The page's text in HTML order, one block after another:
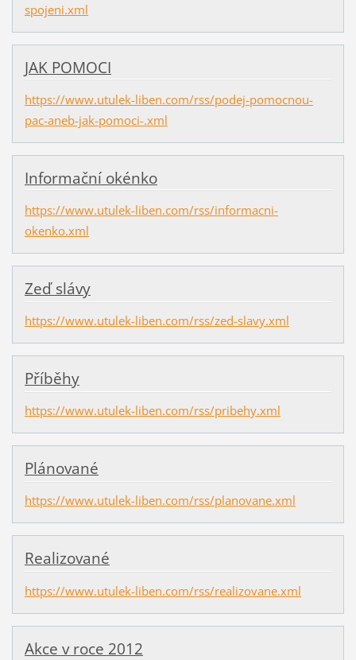
spojeni.xml
JAK POMOCI
https://www.utulek-liben.com/rss/podej-pomocnou-
pac-aneb-jak-pomoci-.xml
Informační okénko
https://www.utulek-liben.com/rss/informacni-
okenko.xml
Zeď slávy
https://www.utulek-liben.com/rss/zed-slavy.xml
Příběhy
https://www.utulek-liben.com/rss/pribehy.xml
Plánované
https://www.utulek-liben.com/rss/planovane.xml
Realizované
https://www.utulek-liben.com/rss/realizovane.xml
Akce v roce 2012